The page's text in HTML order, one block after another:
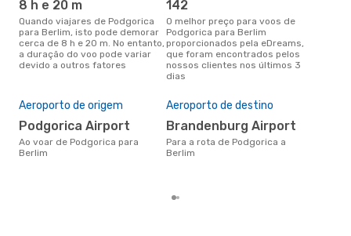
8 h e 20 m
Quando viajares de Podgorica
para Berlim, isto pode demorar
cerca de 8 h e 20 m. No entanto,
a duração do voo pode variar
devido a outros fatores
142
O melhor preço para voos de
Podgorica para Berlim
proporcionados pela eDreams,
que foram encontrados pelos
nossos clientes nos últimos 3
dias
Aeroporto de origem
Podgorica Airport
Ao voar de Podgorica para
Berlim
Aeroporto de destino
Brandenburg Airport
Para a rota de Podgorica a
Berlim